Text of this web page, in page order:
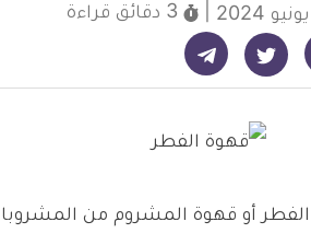
3 دقائق قراءة
فيسبوك - ديلي ميديكال انفو شارك على تويتر - ديلي ميديكال انفو شارك على تيليجرام - ديلي ميديكال انفو
أو قهوة المشروم من